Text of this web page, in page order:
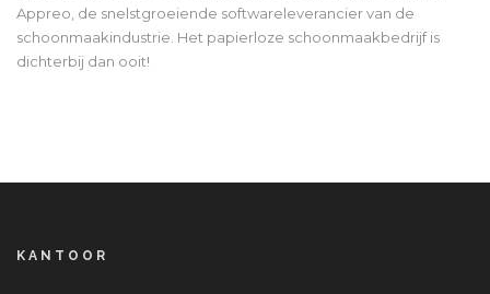
Appreo, de snelstgroeiende softwareleverancier van de
schoonmaakindustrie. Het papierloze schoonmaakbedrijf is
dichterbij dan ooit!
KANTOOR